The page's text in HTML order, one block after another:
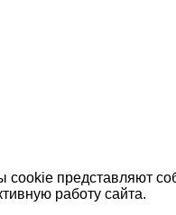
cookie представляют
работу сайта.